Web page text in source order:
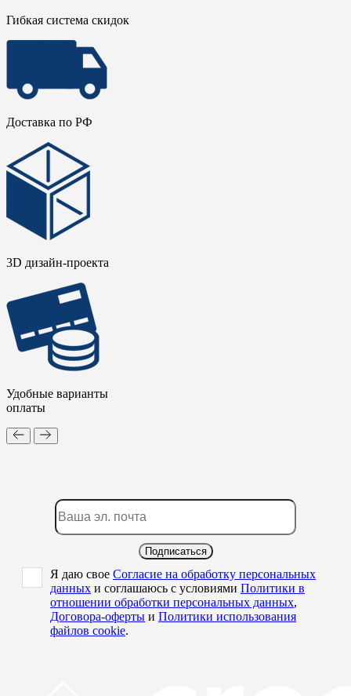
Гибкая система скидок
Доставка по РФ
3D дизайн-проекта
Удобные варианты
оплаты
Подписаться
Я даю свое Согласие на обработку персональных
данных и соглашаюсь с условиями Политики в
отношении обработки персональных данных,
Договора-оферты и Политики использования
файлов cookie.